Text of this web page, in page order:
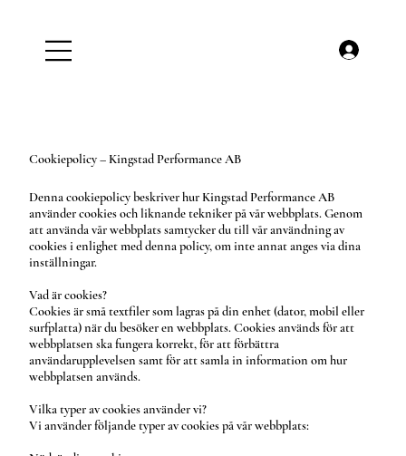
Cookiepolicy – Kingstad Performance AB
Denna cookiepolicy beskriver hur Kingstad Performance AB
använder cookies och liknande tekniker på vår webbplats. Genom
att använda vår webbplats samtycker du till vår användning av
cookies i enlighet med denna policy, om inte annat anges via dina
inställningar.
Vad är cookies?
Cookies är små textfiler som lagras på din enhet (dator, mobil eller
surfplatta) när du besöker en webbplats. Cookies används för att
webbplatsen ska fungera korrekt, för att förbättra
användarupplevelsen samt för att samla in information om hur
webbplatsen används.
Vilka typer av cookies använder vi?
Vi använder följande typer av cookies på vår webbplats: